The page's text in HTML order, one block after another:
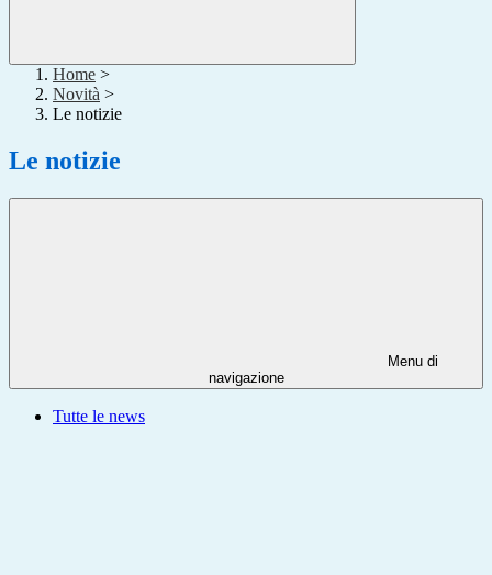
Home >
Novità >
Le notizie
Le notizie
Menu di
navigazione
Tutte le news